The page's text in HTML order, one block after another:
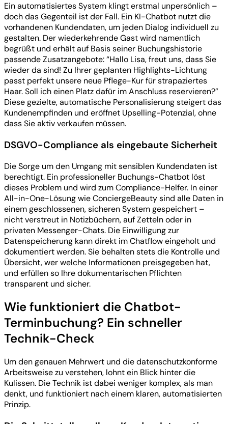
Ein automatisiertes System klingt erstmal unpersönlich –
doch das Gegenteil ist der Fall. Ein KI-Chatbot nutzt die
vorhandenen Kundendaten, um jeden Dialog individuell zu
gestalten. Der wiederkehrende Gast wird namentlich
begrüßt und erhält auf Basis seiner Buchungshistorie
passende Zusatzangebote: “Hallo Lisa, freut uns, dass Sie
wieder da sind! Zu Ihrer geplanten Highlights-Lichtung
passt perfekt unsere neue Pflege-Kur für strapaziertes
Haar. Soll ich einen Platz dafür im Anschluss reservieren?”
Diese gezielte, automatische Personalisierung steigert das
Kundenempfinden und eröffnet Upselling-Potenzial, ohne
dass Sie aktiv verkaufen müssen.
DSGVO-Compliance als eingebaute Sicherheit
Die Sorge um den Umgang mit sensiblen Kundendaten ist
berechtigt. Ein professioneller Buchungs-Chatbot löst
dieses Problem und wird zum Compliance-Helfer. In einer
All-in-One-Lösung wie ConciergeBeauty sind alle Daten in
einem geschlossenen, sicheren System gespeichert –
nicht verstreut in Notizbüchern, auf Zetteln oder in
privaten Messenger-Chats. Die Einwilligung zur
Datenspeicherung kann direkt im Chatflow eingeholt und
dokumentiert werden. Sie behalten stets die Kontrolle und
Übersicht, wer welche Informationen preisgegeben hat,
und erfüllen so Ihre dokumentarischen Pflichten
transparent und sicher.
Wie funktioniert die Chatbot-
Terminbuchung? Ein schneller
Technik-Check
Um den genauen Mehrwert und die datenschutzkonforme
Arbeitsweise zu verstehen, lohnt ein Blick hinter die
Kulissen. Die Technik ist dabei weniger komplex, als man
denkt, und funktioniert nach einem klaren, automatisierten
Prinzip.